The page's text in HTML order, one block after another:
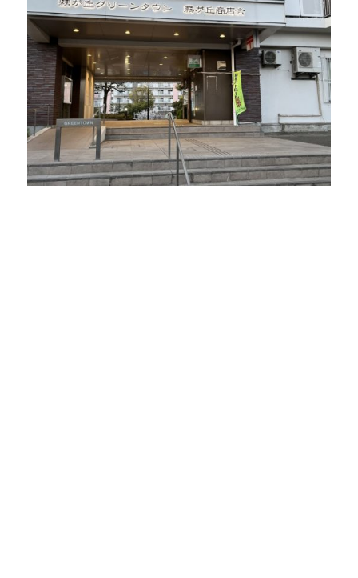
田
中
央」
の
内
覧
予
約
可
能